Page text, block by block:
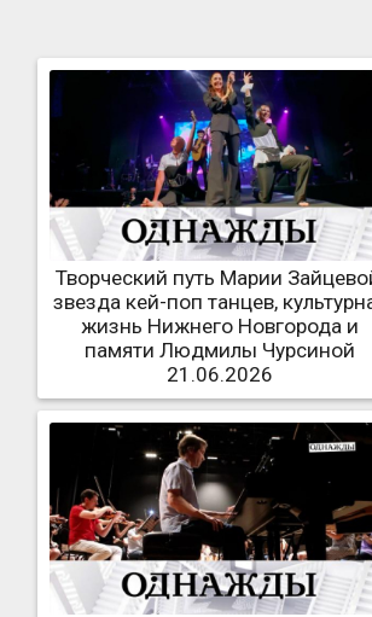
Творческий путь Марии
звезда кей-поп танцев,
жизнь Нижнего Новгорода и
памяти Людмилы Чурсиной
21.06.2026